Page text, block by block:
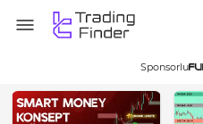
Sponsorlu